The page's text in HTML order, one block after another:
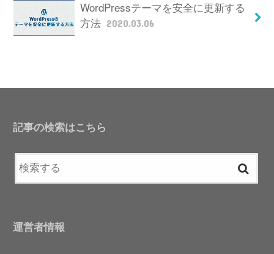
WordPressテーマを安全に更新する
方法 2020.03.06
記事の検索はこちら
運営者情報